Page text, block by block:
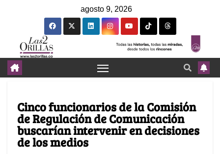
agosto 9, 2026
Cinco funcionarios de la Comisión
de Regulación de Comunicación
buscarían intervenir en decisiones
de los medios